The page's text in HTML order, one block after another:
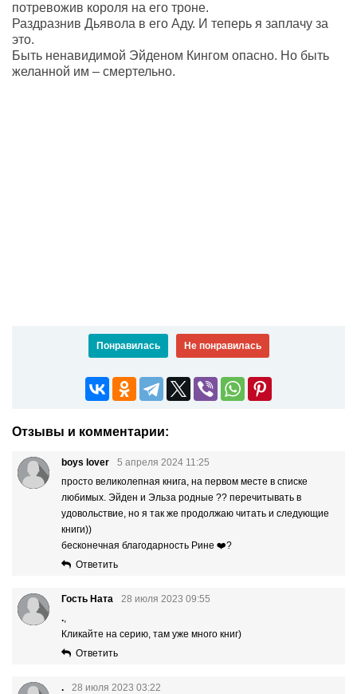
потревожив короля на его троне.
Раздразнив Дьявола в его Аду. И теперь я заплачу за
это.
Быть ненавидимой Эйденом Кингом опасно. Но быть
желанной им – смертельно.
Понравилась Не понравилась
Отзывы и комментарии:
boys lover
5 апреля 2024 11:25
просто великолепная книга, на первом месте в списке
любимых. Эйден и Эльза родные ?? перечитывать в
удовольствие, но я так же продолжаю читать и следующие
книги))
бесконечная благодарность Рине ❤️‍?
Ответить
Гость Ната
28 июля 2023 09:55
.,
Кликайте на серию, там уже много книг)
Ответить
. 28 июля 2023 03:22